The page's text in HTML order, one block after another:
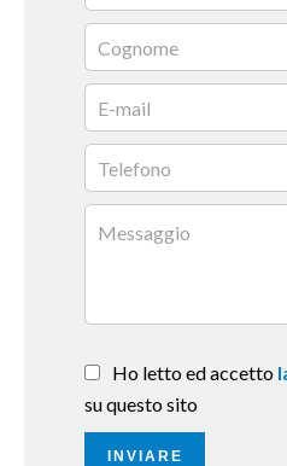
Ho letto ed accetto
su questo sito
INVIARE